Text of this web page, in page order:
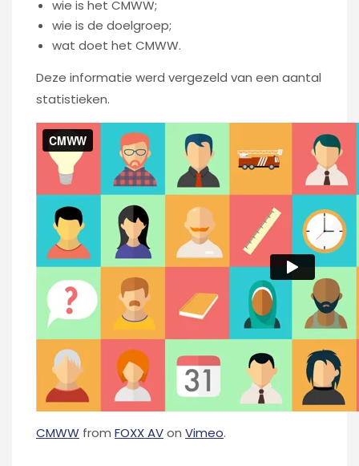
wie is het CMWW;
wie is de doelgroep;
wat doet het CMWW.
Deze informatie werd vergezeld van een aantal
statistieken.
CMWW from FOXX AVon Vimeo.